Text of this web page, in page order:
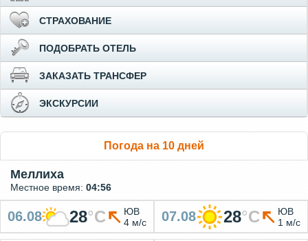
СТРАХОВАНИЕ
ПОДОБРАТЬ ОТЕЛЬ
ЗАКАЗАТЬ ТРАНСФЕР
ЭКСКУРСИИ
Погода на 10 дней
Меллиха
Местное время: 04:56
06.08 28°C
ЮВ
4 м/с
07.08 28°C
ЮВ
1 м/с